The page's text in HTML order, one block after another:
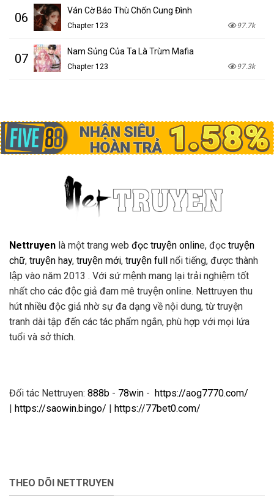
06 Ván Cờ Báo Thù Chốn Cung Đình
Chapter 123 97.7k
07 Nam Sủng Của Ta Là Trùm Mafia
Chapter 123 97.3k
Nettruyen là một trang web đọc truyện online, đọc truyện
chữ, truyện hay, truyện mới, truyện full
nổi tiếng, được thành
lập vào năm 2013 . Với sứ mệnh mang lại trải nghiệm tốt
nhất cho các độc giả đam mê truyện online. Nettruyen thu
hút nhiều độc giả nhờ sự đa dạng về nội dung, từ truyện
tranh dài tập đến các tác phẩm ngắn, phù hợp với mọi lứa
tuổi và sở thích.
Đối tác Nettruyen: 888b - 78win - https://aog7770.com/
| https://saowin.bingo/ | https://77bet0.com/
THEO DÕI NETTRUYEN